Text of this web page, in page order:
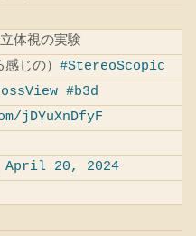
体視の実験
じの） #StereoScopic
#b3d
jDYuXnDfyF
April 20, 2024